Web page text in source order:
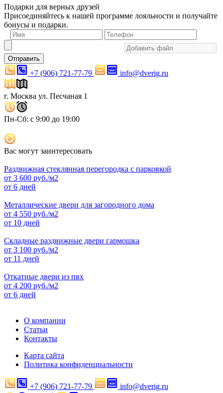
Подарки для верных друзей
Присоединяйтесь к нашей программе лояльности и получайте
бонусы и подарки.
Отправить
+7 (906) 721-77-79 info@dverig.ru
г. Москва ул. Песчаная 1
Пн-Сб: с 9:00 до 19:00
Вас могут заинтересовать
Раздвижная стеклянная перегородка с парковкой
от 3 600 руб./м2
от 6 дней
Металлические двери для загородного дома
от 4 550 руб./м2
от 10 дней
Складные раздвижные двери гармошка
от 3 100 руб./м2
от 11 дней
Откатные двери из пвх
от 4 200 руб./м2
от 6 дней
О компании
Статьи
Контакты
Карта сайта
Политика конфиденциальности
+7 (906) 721-77-79 info@dverig.ru